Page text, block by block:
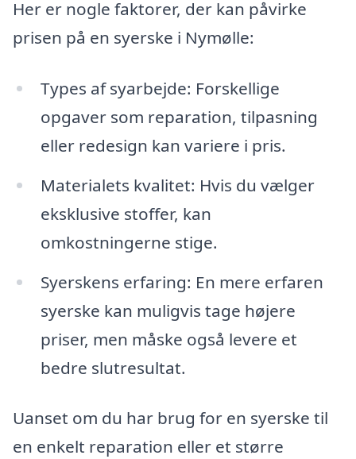
Her er nogle faktorer, der kan påvirke
prisen på en syerske i Nymølle:
Types af syarbejde: Forskellige
opgaver som reparation, tilpasning
eller redesign kan variere i pris.
Materialets kvalitet: Hvis du vælger
eksklusive stoffer, kan
omkostningerne stige.
Syerskens erfaring: En mere erfaren
syerske kan muligvis tage højere
priser, men måske også levere et
bedre slutresultat.
Uanset om du har brug for en syerske til
en enkelt reparation eller et større